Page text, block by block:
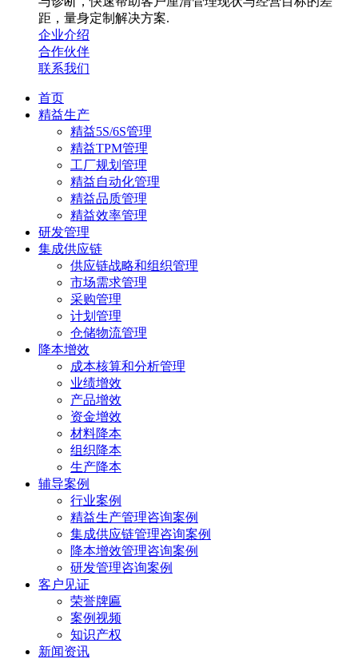
距，量身定制解决方案.
企业介绍
合作伙伴
联系我们
首页
精益生产
精益5S/6S管理
精益TPM管理
工厂规划管理
精益自动化管理
精益品质管理
精益效率管理
研发管理
集成供应链
供应链战略和组织管理
市场需求管理
采购管理
计划管理
仓储物流管理
降本增效
成本核算和分析管理
业绩增效
产品增效
资金增效
材料降本
组织降本
生产降本
辅导案例
行业案例
精益生产管理咨询案例
集成供应链管理咨询案例
降本增效管理咨询案例
研发管理咨询案例
客户见证
荣誉牌匾
案例视频
知识产权
新闻资讯